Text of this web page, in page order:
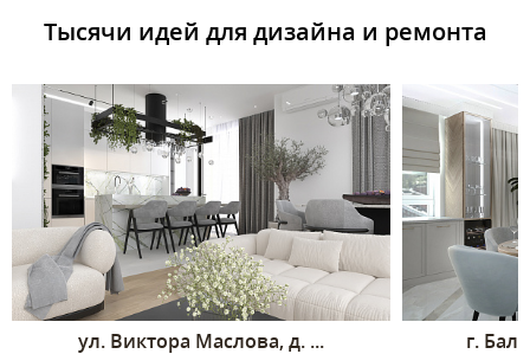
Тысячи идей для дизайна и ремонта
ул. Виктора Маслова, д. ...
г.